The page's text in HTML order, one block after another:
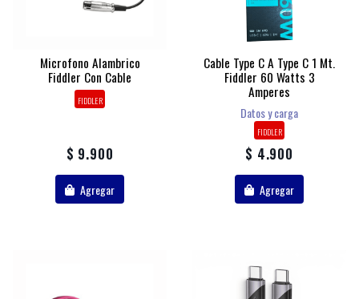
Microfono Alambrico
Fiddler Con Cable
FIDDLER
$ 9.900
Agregar
Cable Type C A Type C 1 Mt.
Fiddler 60 Watts 3
Amperes
Datos y carga
FIDDLER
$ 4.900
Agregar